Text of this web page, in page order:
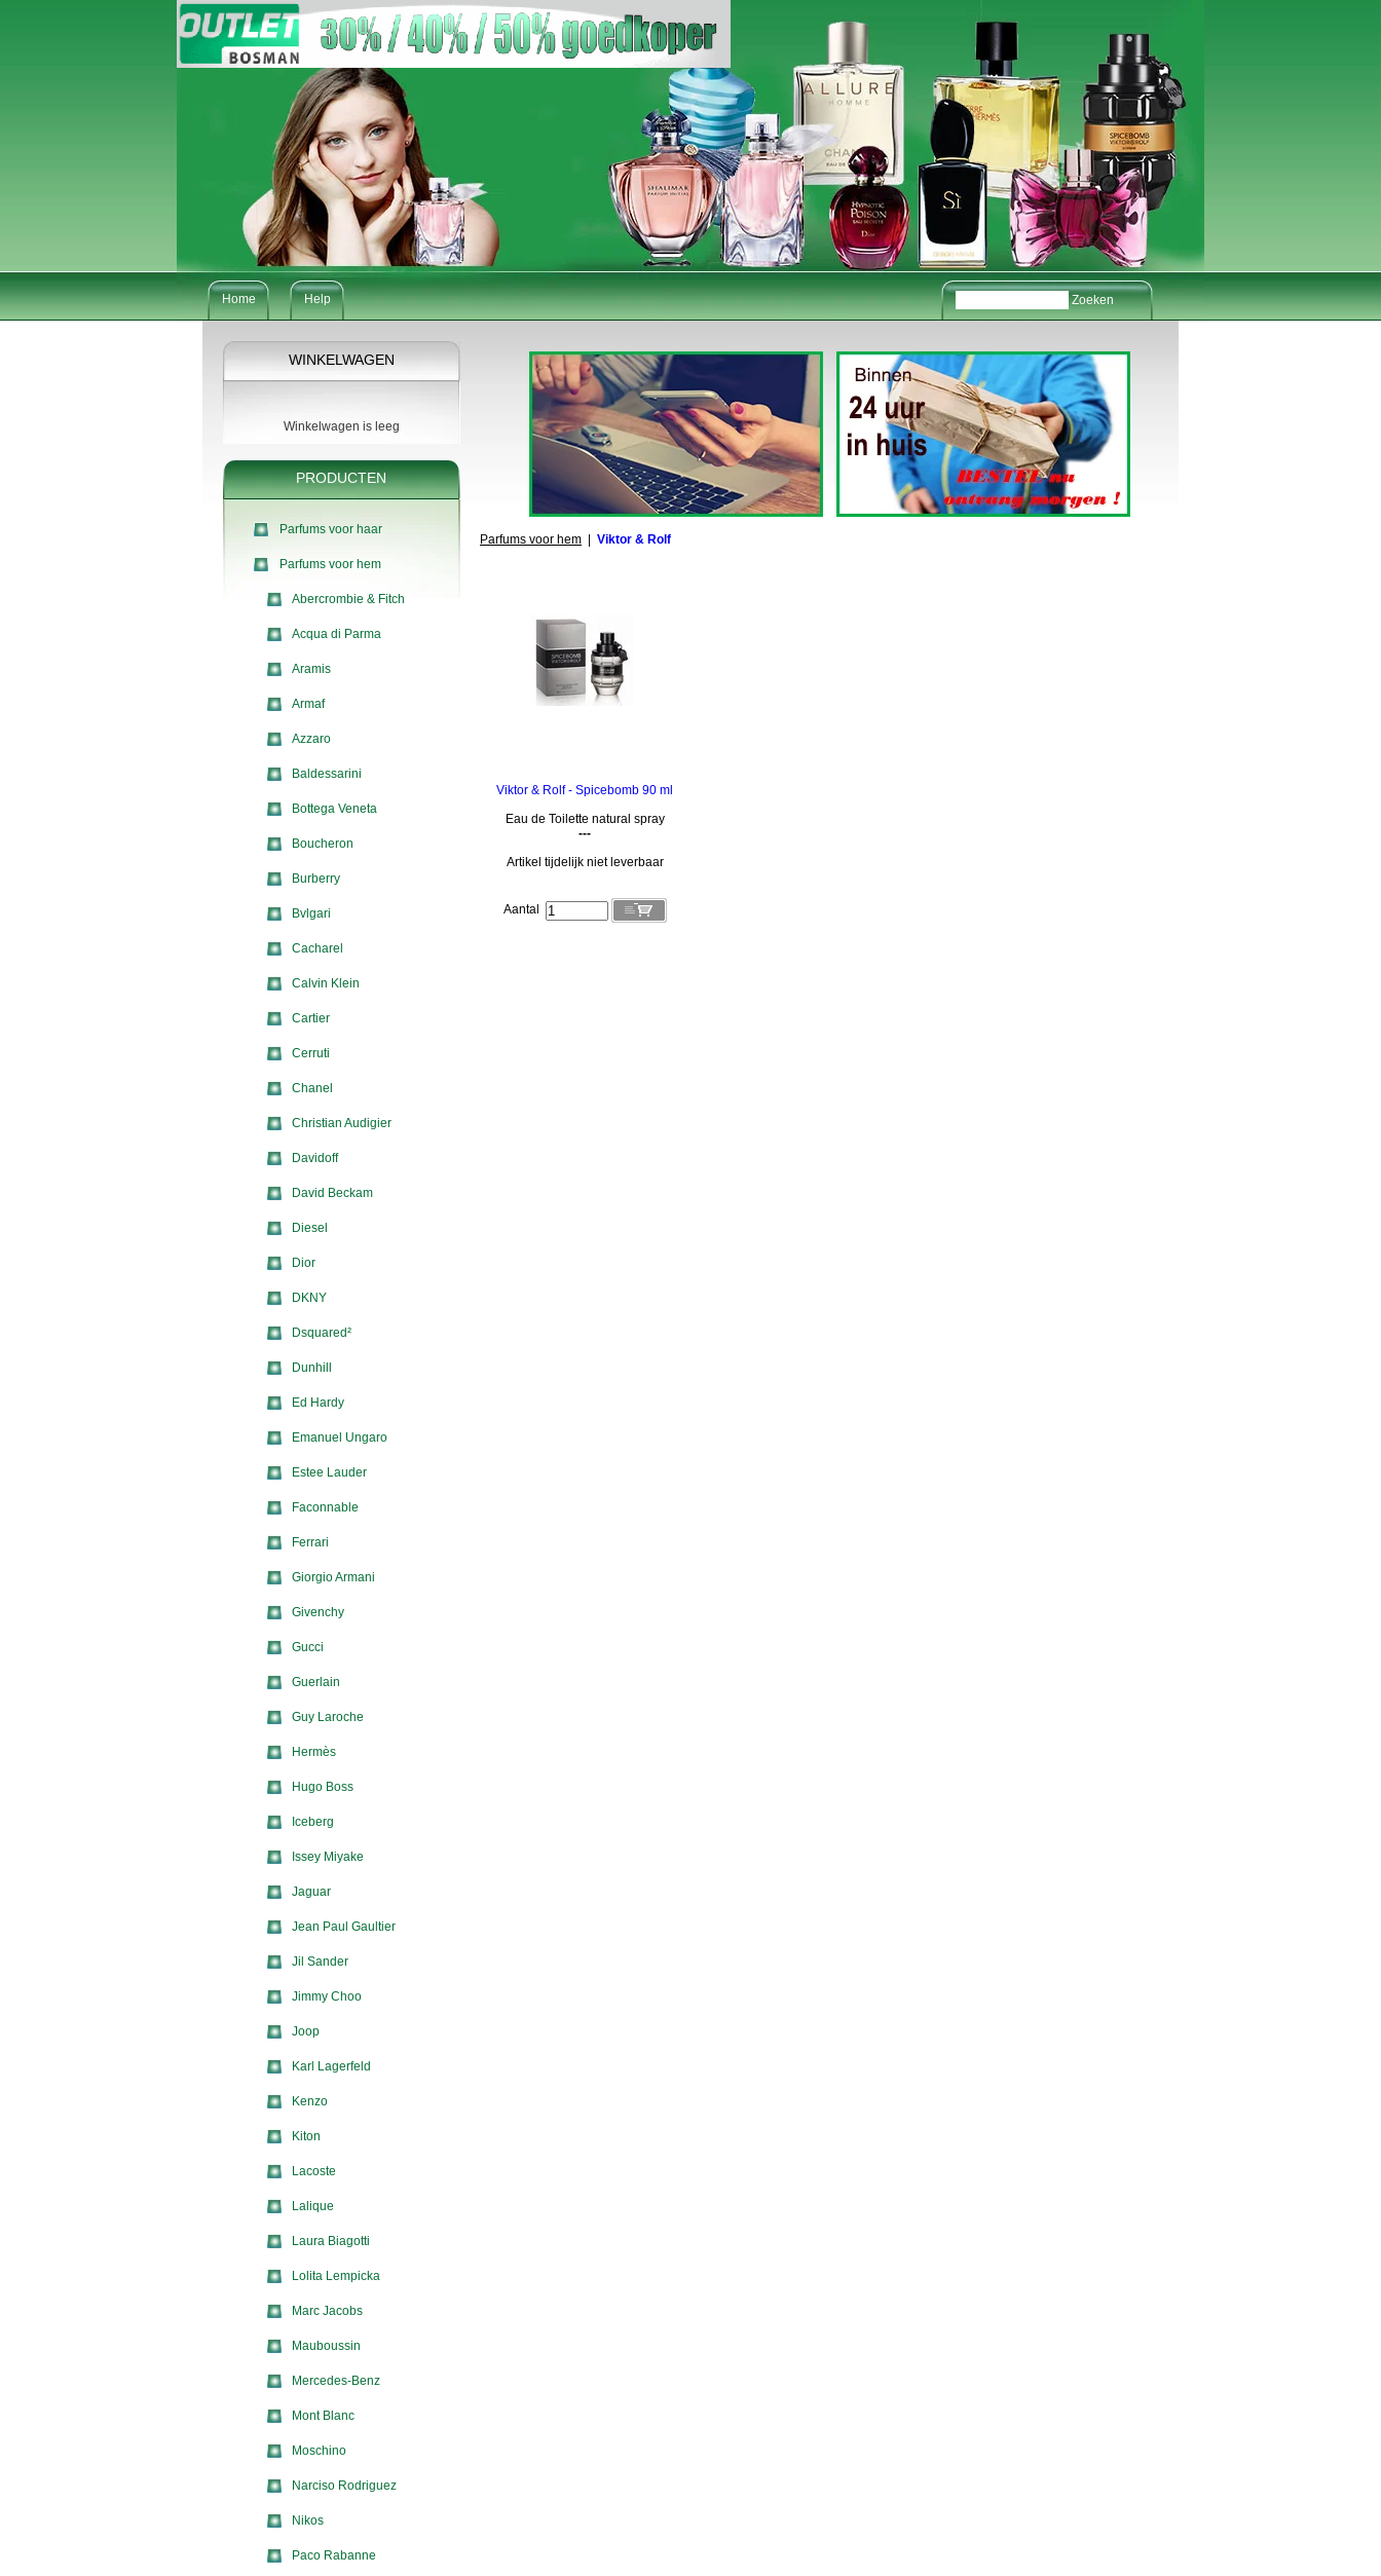
Home Help
WINKELWAGEN
Winkelwagen is leeg
PRODUCTEN
Parfums voor haar
Parfums voor hem
Abercrombie & Fitch
Acqua di Parma
Aramis
Armaf
Azzaro
Baldessarini
Bottega Veneta
Boucheron
Burberry
Bvlgari
Cacharel
Calvin Klein
Cartier
Cerruti
Chanel
Christian Audigier
Davidoff
David Beckam
Diesel
Dior
DKNY
Dsquared²
Dunhill
Ed Hardy
Emanuel Ungaro
Estee Lauder
Faconnable
Ferrari
Giorgio Armani
Givenchy
Gucci
Guerlain
Guy Laroche
Hermès
Hugo Boss
Iceberg
Issey Miyake
Jaguar
Jean Paul Gaultier
Jil Sander
Jimmy Choo
Joop
Karl Lagerfeld
Kenzo
Kiton
Lacoste
Lalique
Laura Biagotti
Lolita Lempicka
Marc Jacobs
Mauboussin
Mercedes-Benz
Mont Blanc
Moschino
Narciso Rodriguez
Nikos
Paco Rabanne
Parfums voor hem Viktor & Rolf
Viktor & Rolf - Spicebomb 90 ml
Eau de Toilette natural spray
---
Artikel tijdelijk niet leverbaar
Aantal